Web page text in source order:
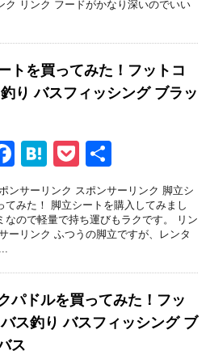
o
o
k
ク リンク フードがかなり深いのでいい
トを買ってみた！フットコ
り バスフィッシング ブラッ
F
a
c
e
o
o
k
H
at
e
n
P
o
ck
et
有
ンサーリンク スポンサーリンク 脚立シ
てみた！ 脚立シートを購入してみまし
なので軽量で持ち運びもラクです。 リン
ーリンク ふつうの脚立ですが、レンタ
パドルを買ってみた！フッ
バス釣り バスフィッシング ブ
ス